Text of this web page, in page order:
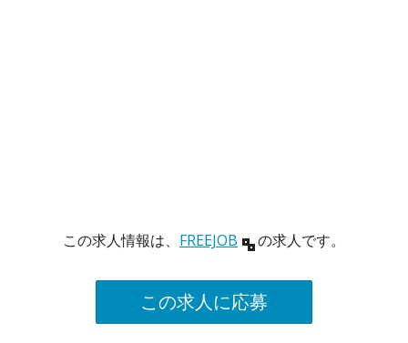
この求人情報は、 FREEJOB の求人です。
この求人に応募